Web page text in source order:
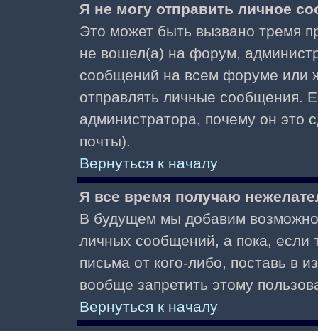
Я не могу отправить личное
Это может быть вызвано тремя
не вошел(а) на форум,
сообщений на всем форуме или
отправлять личные сообщения.
администратора, почему он это
почты).
Вернуться к началу
Я все время получаю
В будущем мы добавим
личных сообщений, а пока, если
письма от кого-либо, поставь в
вообще запретить этому
Вернуться к началу